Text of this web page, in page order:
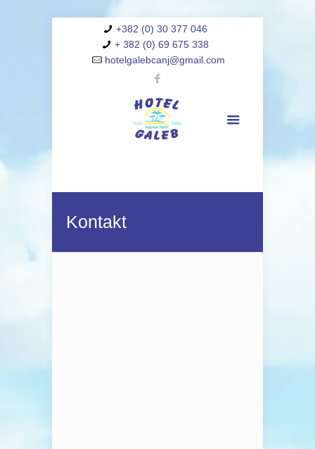
+382 (0) 30 377 046
+ 382 (0) 69 675 338
hotelgalebcanj@gmail.com
Kontakt